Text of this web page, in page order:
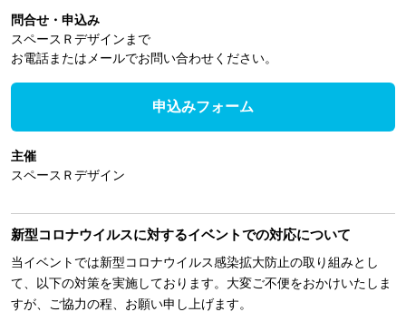
問合せ・申込み
スペースＲデザインまで
お電話またはメールでお問い合わせください。
申込みフォーム
主催
スペースＲデザイン
新型コロナウイルスに対するイベントでの対応について
当イベントでは新型コロナウイルス感染拡大防止の取り組みとし
て、以下の対策を実施しております。大変ご不便をおかけいたしま
すが、ご協力の程、お願い申し上げます。